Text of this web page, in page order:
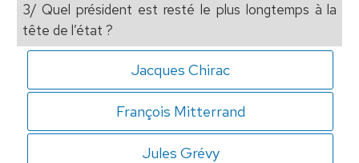
3/ Quel président est resté le plus longtemps à la
tête de l’état ?
Jacques Chirac
François Mitterrand
Jules Grévy